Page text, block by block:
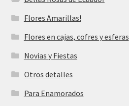
Flores Amarillas!
Flores en cajas, cofres y esferas
Novias y Fiestas
Otros detalles
Para Enamorados